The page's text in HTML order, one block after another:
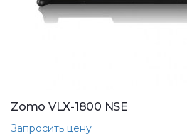
Zomo VLX-1800 NSE
Запросить цену